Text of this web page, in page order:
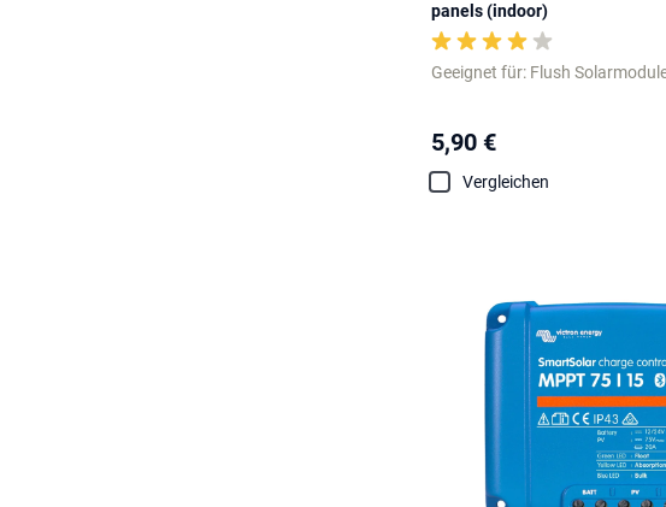
panels (indoor)
Geeignet für: Flush
5,90 €
Vergleichen